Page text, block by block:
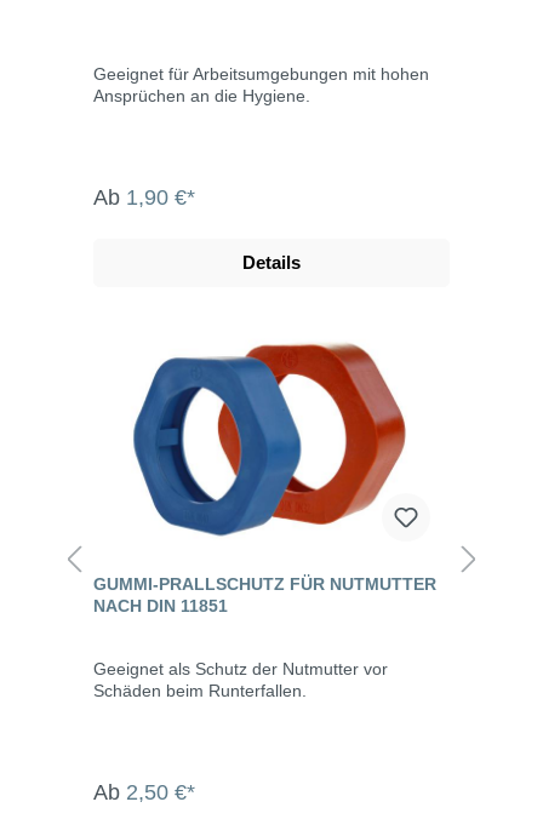
Geeignet für Arbeitsumgebungen mit hohen
Ansprüchen an die Hygiene.
Ab 1,90 €*
Details
GUMMI-PRALLSCHUTZ FÜR NUTMUTTER
NACH DIN 11851
Geeignet als Schutz der Nutmutter vor
Schäden beim Runterfallen.
Ab 2,50 €*